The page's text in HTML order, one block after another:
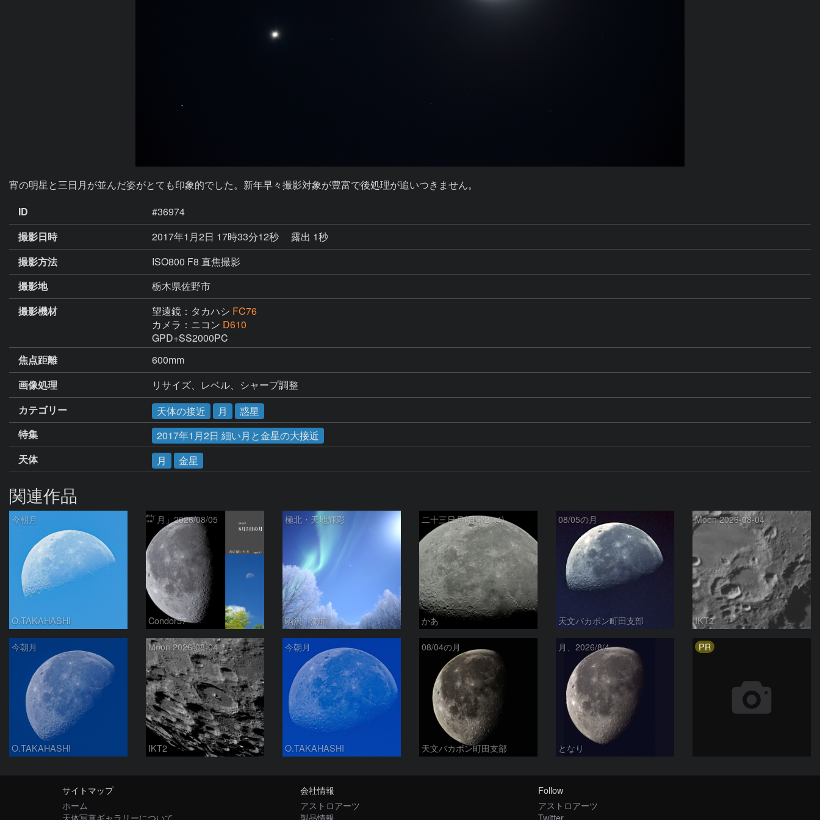
宵の明星と三日月が並んだ姿がとても印象的でした。新年早々撮影対象が豊富で後処理が追いつきません。
ID
#36974
撮影日時
2017年1月2日 17時33分12秒
露出 1秒
撮影方法
ISO800 F8 直焦撮影
撮影地
栃木県佐野市
撮影機材
望遠鏡：タカハシ FC76
カメラ：ニコン D610
GPD+SS2000PC
焦点距離
600mm
画像処理
リサイズ、レベル、シャープ調整
カテゴリー
天体の接近 月
惑星
特集
2017年1月2日 細い月と金星の大接近
天体
月 金星
関連作品
今朝月
O.TAKAHASHI
「月」2026/08/05
Condor57
極北・天地輝彩
駒沢 満晴
二十三日月(月齢21.4)
かあ
08/05の月
天文バカボン町田支部
Moon 2026-08-04
IKT2
今朝月
O.TAKAHASHI
Moon 2026-08-04
IKT2
今朝月
O.TAKAHASHI
08/04の月
天文バカボン町田支部
月、2026/8/4
となり
PR
サイトマップ
ホーム
天体写真ギャラリーについて
会社情報
アストロアーツ
製品情報
Follow
アストロアーツ
Twitter